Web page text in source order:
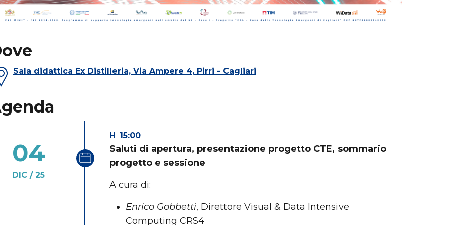
Sala didattica Ex Distilleria, Via Ampere 4, Pirri - Cagliari
04
DIC 25
15:00
Saluti di apertura, presentazione progetto CTE, sommario
progetto e sessione
A cura di:
Enrico Gobbetti, Direttore Visual & Data Intensive
Computing CRS4